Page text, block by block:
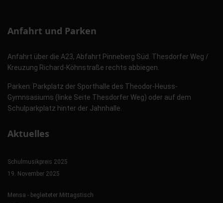
Anfahrt und Parken
Anfahrt über die A23, Abfahrt Pinneberg Süd. Thesdorfer Weg /
Kreuzung Richard-Köhnstraße rechts abbiegen.
Parken: Parkplatz der Sporthalle des Theodor-Heuss-
Gymnsasiums (linke Seite Thesdorfer Weg) oder auf dem
Schulparkplatz hinter der Jahnhalle.
Aktuelles
Schulmusikpreis 2025
19. November 2025
Mensa - begleiteter Mittagstisch